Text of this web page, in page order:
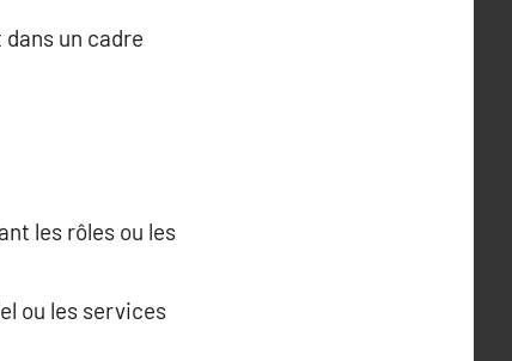
un cadre
les rôles ou les
ou les services